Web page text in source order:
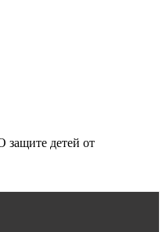
защите детей от